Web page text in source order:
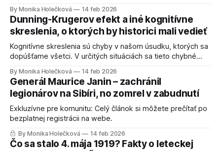
dobu považovaná za hlavnú príčinu príchodu nemeckých
okupačných vojsk na Slovensko a tým pádom aj skoré
vypuknutie Slovenského národného povstania. Niekoľko
desaťročí boli udalosti v Martine skresľované z
By Monika Holečková 14 feb 2026
Dunning-Krugerov efekt a iné kognitívne
skreslenia, o ktorých by historici mali vedieť
Kognitívne skreslenia sú chyby v našom úsudku, ktorých sa
dopúšťame všetci. V určitých situáciách sa tieto chybné
môžeme uvedomiť. Asi najnebezpečnejší omyl, ktorí nám
bráni vidieť pravdu je… Konfirmačné skreslenie Je to
tendencia vyhľadávať a uprednostňovať také informácie,
ktoré potvrdzujú naše presvedčenie
By Monika Holečková 14 feb 2026
Generál Maurice Janin – zachránil
legionárov na Sibíri, no zomrel v zabudnutí
Exkluzívne pre komunitu: Celý článok si môžete prečítať po
bezplatnej registrácii na webe.
By Monika Holečková 14 feb 2026
Čo sa stalo 4. mája 1919? Fakty o leteckej